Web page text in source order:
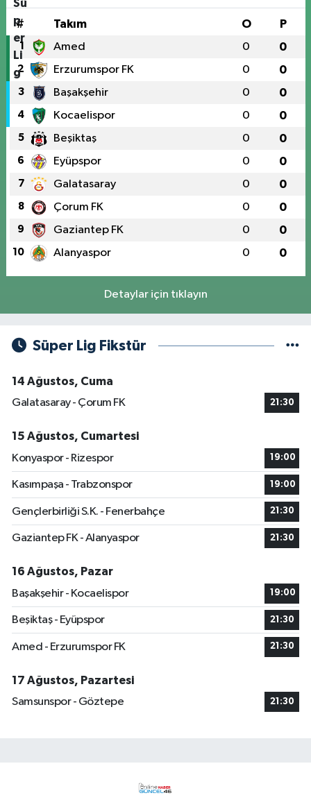
# Takım O P
1 Amed 0 0
2 Erzurumspor FK 0 0
3 Başakşehir 0 0
4 Kocaelispor 0 0
5 Beşiktaş 0 0
6 Eyüpspor 0 0
7 Galatasaray 0 0
8 Çorum FK 0 0
9 Gaziantep FK 0 0
10 Alanyaspor 0 0
Detaylar için tıklayın
Süper Lig Fikstür
14 Ağustos, Cuma
Galatasaray - Çorum FK
21:30
15 Ağustos, Cumartesi
Konyaspor - Rizespor
19:00
Kasımpaşa - Trabzonspor 19:00
Gençlerbirliği S.K. - Fenerbahçe 21:30
Gaziantep FK - Alanyaspor 21:30
16 Ağustos, Pazar
Başakşehir - Kocaelispor
19:00
Beşiktaş - Eyüpspor 21:30
Amed - Erzurumspor FK 21:30
17 Ağustos, Pazartesi
Samsunspor - Göztepe
21:30